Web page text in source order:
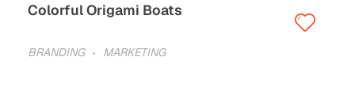
Colorful Origami Boats
BRANDING MARKETING